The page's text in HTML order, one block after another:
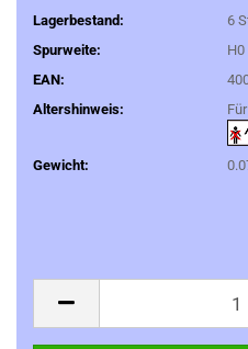
Lagerbestand: 6
Spurweite:
EAN:
Altershinweis:
Gewicht: